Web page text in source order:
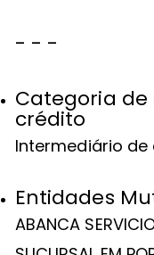
- - -
Categoria
crédito
Intermediário
Entidades
ABANCA